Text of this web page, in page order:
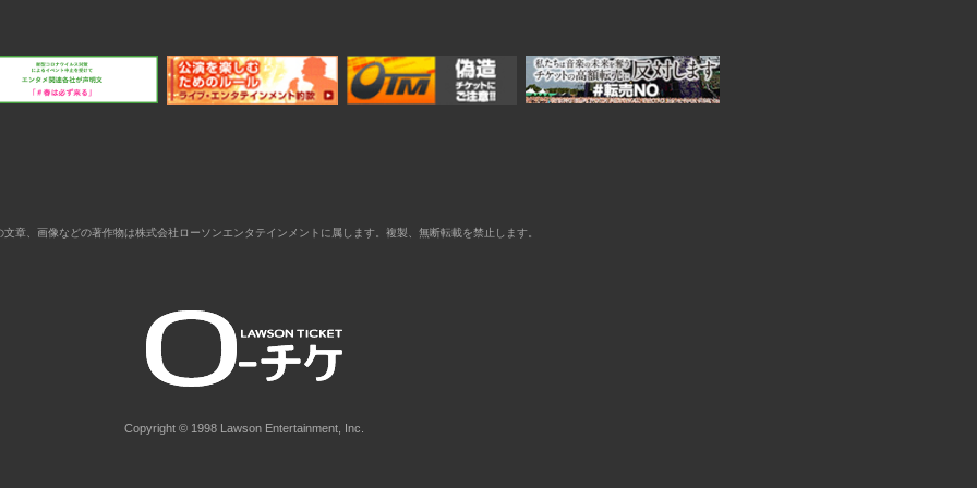
文章、画像などの著作物は株式会社ローソンエンタテインメントに属します。複製、無断転載を禁止します。
Copyright © 1998 Lawson Entertainment, Inc.